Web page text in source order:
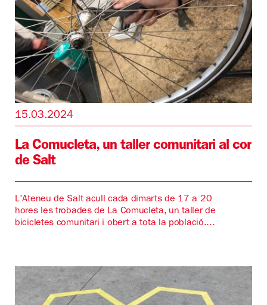
15.03.2024
La Comucleta, un taller comunitari al cor
de Salt
L'Ateneu de Salt acull cada dimarts de 17 a 20
hores les trobades de La Comucleta, un taller de
bicicletes comunitari i obert a tota la població....